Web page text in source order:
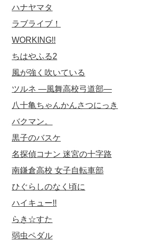
ハナヤマタ
ラブライブ！
WORKING!!
ちはやふる2
風が強く吹いている
ツルネ ―風舞高校弓道部―
八十亀ちゃんかんさつにっき
バクマン。
黒子のバスケ
名探偵コナン 迷宮の十字路
南鎌倉高校 女子自転車部
ひぐらしのなく頃に
ハイキュー!!
らき☆すた
弱虫ペダル